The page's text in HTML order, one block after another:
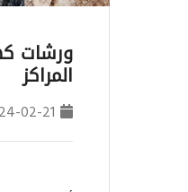
ورشات
المراكز
02-21